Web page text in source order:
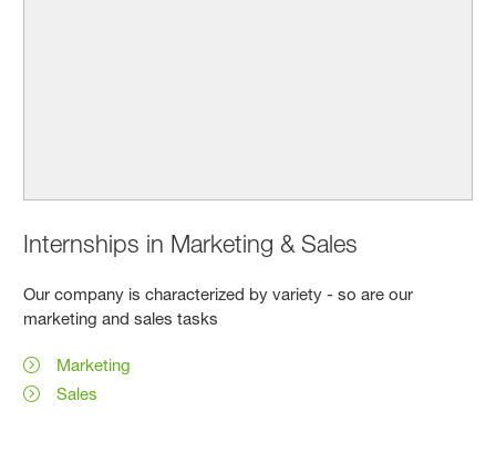
Internships in Marketing & Sales
Our company is characterized by variety - so are our
marketing and sales tasks
Marketing
Sales